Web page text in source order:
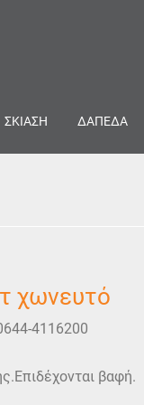
ΣΚΙΑΣΗ ΔΑΠΕΔΑ
χωνευτό
4116200
βαφή.